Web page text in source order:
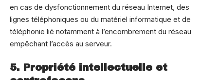
en cas de dysfonctionnement du réseau Internet, des
lignes téléphoniques ou du matériel informatique et de
téléphonie lié notamment à l’encombrement du réseau
empêchant l’accès au serveur.
5. Propriété intellectuelle et